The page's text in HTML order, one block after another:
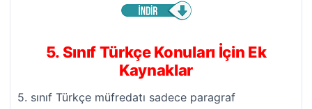
5. Sınıf Türkçe Konuları İçin Ek
Kaynaklar
5. sınıf Türkçe müfredatı sadece paragraf